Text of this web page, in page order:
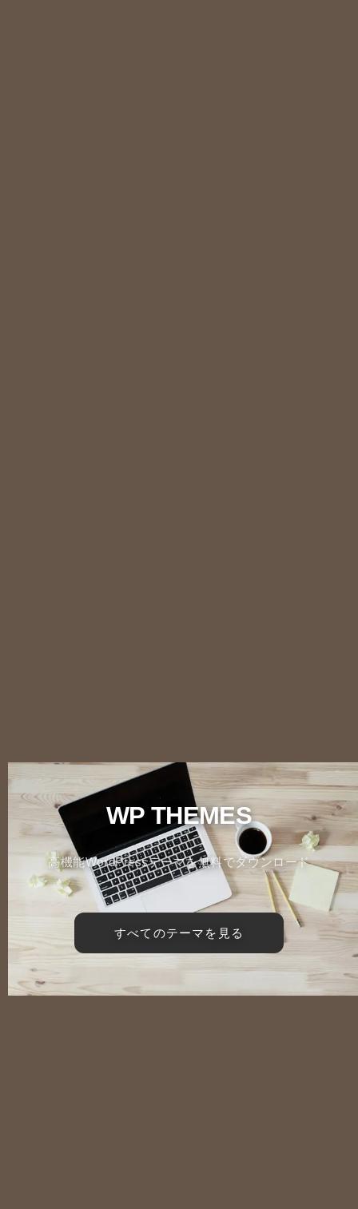
WP THEMES
高機能WordPressテーマを無料でダウンロード
すべてのテーマを見る